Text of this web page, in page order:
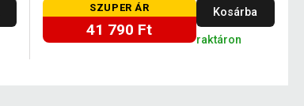
SZUPER ÁR
41 790 Ft
Kosárba
raktáron